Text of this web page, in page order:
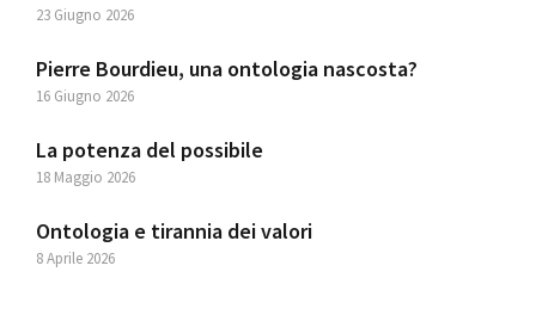
23 Giugno 2026
Pierre Bourdieu, una ontologia nascosta?
16 Giugno 2026
La potenza del possibile
18 Maggio 2026
Ontologia e tirannia dei valori
8 Aprile 2026